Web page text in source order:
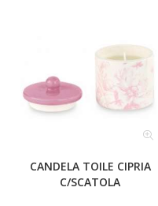
CANDELA TOILE CIPRIA
C/SCATOLA